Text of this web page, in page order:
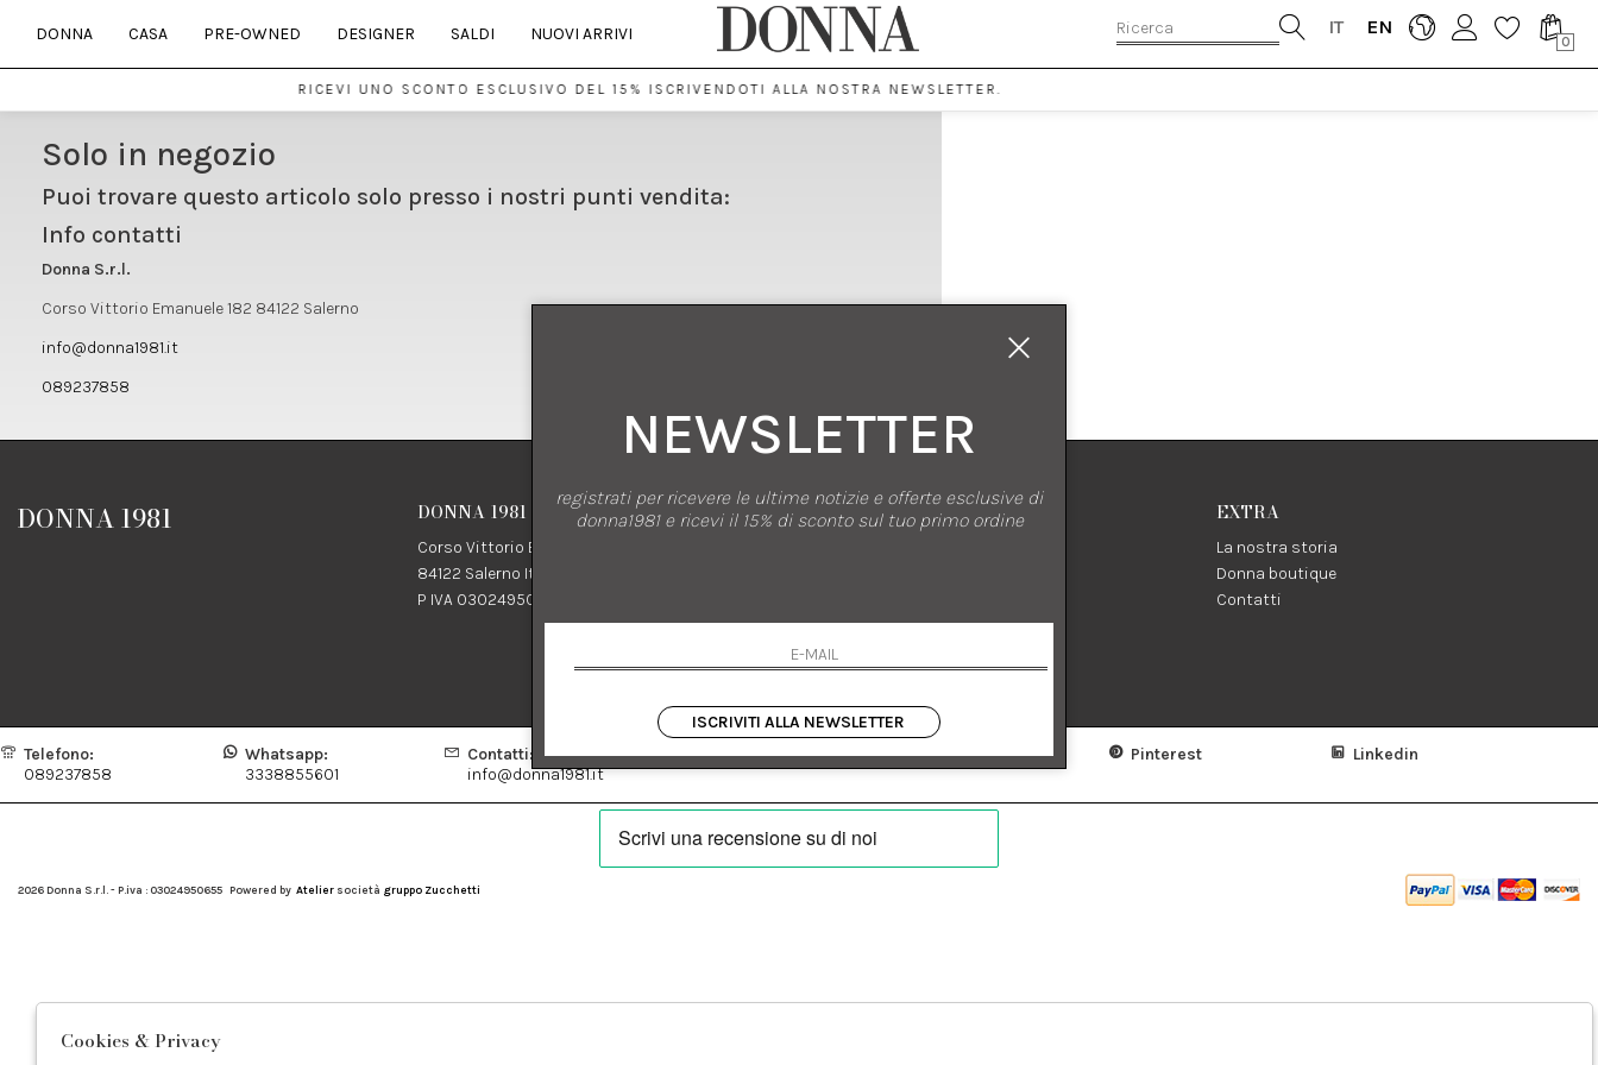
IT EN
0
DONNA CASA PRE-OWNED DESIGNER SALDI NUOVI ARRIVI
RICEVI UNO SCONTO ESCLUSIVO DEL 15% ISCRIVENDOTI ALLA NOSTRA NEWSLETTER.
Solo in negozio
Puoi trovare questo articolo solo presso i nostri punti vendita:
Info contatti
Donna S.r.l.
Corso Vittorio Emanuele 182 84122 Salerno
info@donna1981.it
089237858
DONNA 1981 DONNA 1981
Corso Vittorio Emanuele 182
84122 Salerno Italia
P IVA 03024950655
SHOPPING
Termini e condizioni
Condizioni di vendita
Spedizione
EXTRA
La nostra storia
Donna boutique
Contatti
Telefono:
089237858
Whatsapp:
3338855601
Contatti:
info@donna1981.it
Facebook Instagram Pinterest Linkedin
2026 Donna S.r.l. - P.iva : 03024950655 Powered by Atelier società gruppo Zucchetti
NEWSLETTER
registrati per ricevere le ultime notizie e offerte esclusive di
donna1981 e ricevi il 15% di sconto sul tuo primo ordine
ISCRIVITI ALLA NEWSLETTER
Cookies & Privacy